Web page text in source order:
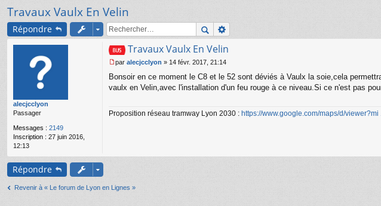
ci
s
Travaux Vaulx En Velin
Répondre
alecjcclyon
Passager
Messages : 2149
Inscription : 27 juin 2016,
12:13
Travaux Vaulx En Velin
e
s
g
l
par alecjcclyon » 14 févr. 2017, 21:14
Bonsoir en ce moment le C8 et le 52 sont déviés à Vaulx la soie,cela
vaulx en Velin,avec l'installation d'un feu rouge à ce niveau.Si ce n'est pas
Proposition réseau tramway Lyon 2030 : https://www.google.com/maps/d/viewer?mi
Répondre
Revenir à « Le forum de Lyon en Lignes »